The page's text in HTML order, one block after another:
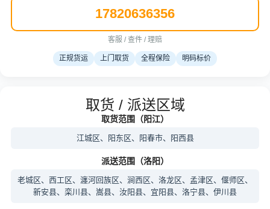
17820636356
客服 / 查件 / 理赔
正规货运 上门取货 全程保险 明码标价
取货 / 派送区域
取货范围（阳江）
江城区、阳东区、阳春市、阳西县
派送范围（洛阳）
老城区、西工区、瀍河回族区、涧西区、洛龙区、孟津区、偃师区、
新安县、栾川县、嵩县、汝阳县、宜阳县、洛宁县、伊川县